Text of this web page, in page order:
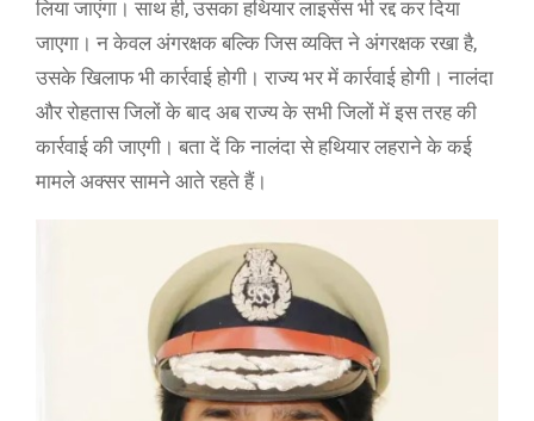
लिया जाएंगा। साथ ही, उसका हथियार लाइसेंस भी रद्द कर दिया
जाएगा। न केवल अंगरक्षक बल्कि जिस व्यक्ति ने अंगरक्षक रखा है,
उसके खिलाफ भी कार्रवाई होगी। राज्य भर में कार्रवाई होगी। नालंदा
और रोहतास जिलों के बाद अब राज्य के सभी जिलों में इस तरह की
कार्रवाई की जाएगी। बता दें कि नालंदा से हथियार लहराने के कई
मामले अक्सर सामने आते रहते हैं।